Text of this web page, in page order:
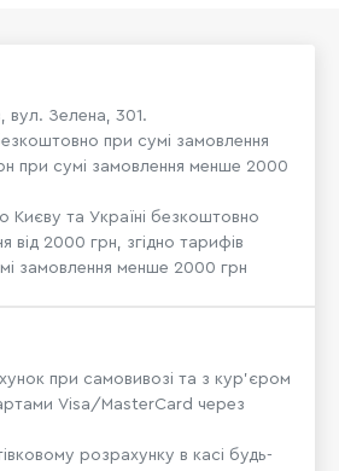
вул. Зелена, 301.
при сумі замовлення
при сумі замовлення менше 2000
та Україні безкоштовно
від 2000 грн, згідно тарифів
замовлення менше 2000 грн
при самовивозі та з кур’єром
Visa/MasterCard через
розрахунку в касі будь-